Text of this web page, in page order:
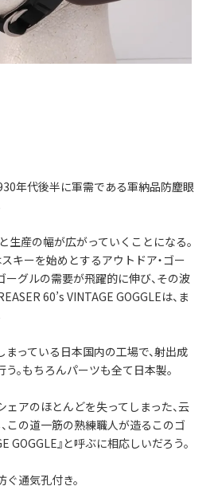
年代後半に軍需である軍納品防塵眼
生産の幅が広がっていくことになる。
キーを始めとするアウトドア・ゴー
グルの需要が飛躍的に伸び、その波
60’s VINTAGE GOGGLEは、ま
っている日本国内の工場で、射出成
。もちろんパーツも全て日本製。
アのほとんどを失ってしまった、云
この道一筋の熟練職人が造るこのゴ
GOGGLE』と呼ぶに相応しいだろう。
通気孔付き。